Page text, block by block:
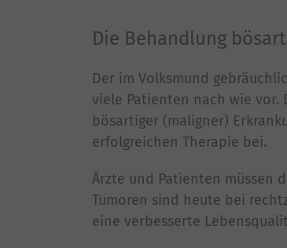
Die Behandlung
Der im Volksmund
viele Patienten nach wie
bösartiger (maligner)
erfolgreichen Therapie bei.
Ärzte und Patienten müssen
Tumoren sind heute bei
eine verbesserte